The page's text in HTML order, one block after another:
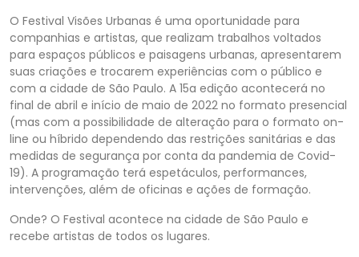
O Festival Visões Urbanas é uma oportunidade para
companhias e artistas, que realizam trabalhos voltados
para espaços públicos e paisagens urbanas, apresentarem
suas criações e trocarem experiências com o público e
com a cidade de São Paulo. A 15a edição acontecerá no
final de abril e início de maio de 2022 no formato presencial
(mas com a possibilidade de alteração para o formato on-
line ou híbrido dependendo das restrições sanitárias e das
medidas de segurança por conta da pandemia de Covid-
19). A programação terá espetáculos, performances,
intervenções, além de oficinas e ações de formação.
Onde? O Festival acontece na cidade de São Paulo e
recebe artistas de todos os lugares.